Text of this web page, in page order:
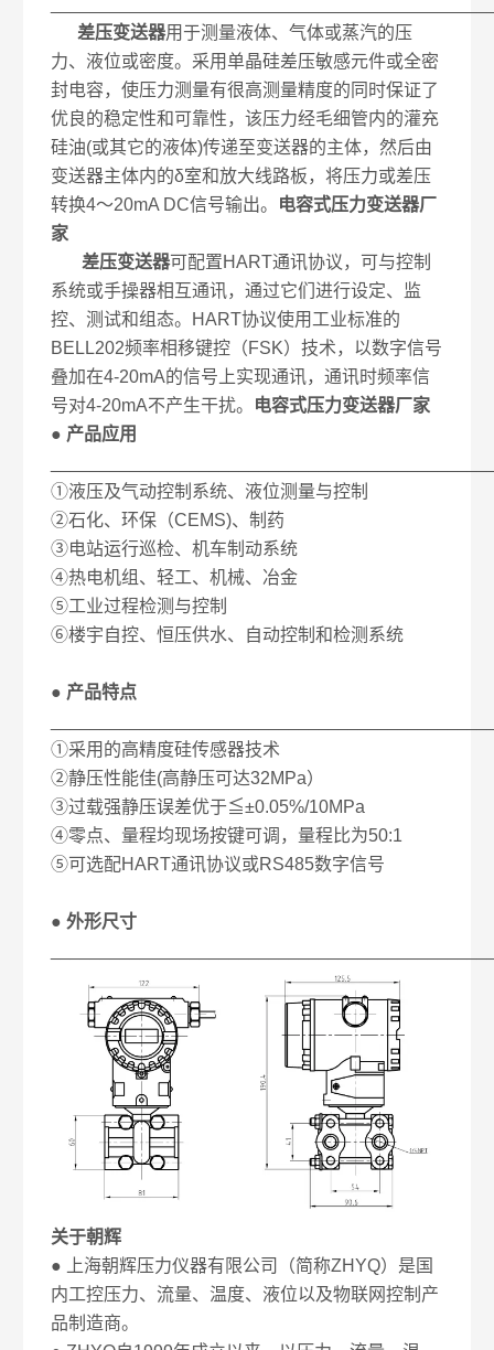
差压变送器用于测量液体、气体或蒸汽的压
力、液位或密度。采用单晶硅差压敏感元件或全密
封电容，使压力测量有很高测量精度的同时保证了
优良的稳定性和可靠性，该压力经毛细管内的灌充
硅油(或其它的液体)传递至变送器的主体，然后由
变送器主体内的δ室和放大线路板，将压力或差压
转换4～20mA DC信号输出。
电容式压力变送器厂
家
差压变送器可配置HART通讯协议，可与控制
系统或手操器相互通讯，通过它们进行设定、监
控、测试和组态。HART协议使用工业标准的
BELL202频率相移键控（FSK）技术，以数字信号
叠加在4-20mA的信号上实现通讯，通讯时频率信
号对4-20mA不产生干扰。
电容式压力变送器厂家
● 产品应用
①液压及气动控制系统、液位测量与控制
②石化、环保（CEMS)、制药
③电站运行巡检、机车制动系统
④热电机组、轻工、机械、冶金
⑤工业过程检测与控制
⑥楼宇自控、恒压供水、自动控制和检测系统
● 产品特点
①采用的高精度硅传感器技术
②静压性能佳(高静压可达32MPa）
③过载强静压误差优于≦±0.05%/10MPa
④零点、量程均现场按键可调，量程比为50:1
⑤可选配HART通讯协议或RS485数字信号
● 外形尺寸
关于朝辉
● 上海朝辉压力仪器有限公司（简称ZHYQ）是国
内工控压力、流量、温度、液位以及物联网控制产
品制造商。